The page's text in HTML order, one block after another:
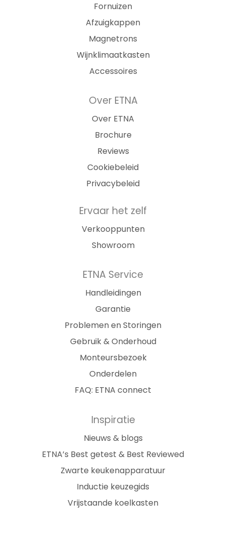
Fornuizen
Afzuigkappen
Magnetrons
Wijnklimaatkasten
Accessoires
Over ETNA
Over ETNA
Brochure
Reviews
Cookiebeleid
Privacybeleid
Ervaar het zelf
Verkooppunten
Showroom
ETNA Service
Handleidingen
Garantie
Problemen en Storingen
Gebruik & Onderhoud
Monteursbezoek
Onderdelen
FAQ: ETNA connect
Inspiratie
Nieuws & blogs
ETNA’s Best getest & Best Reviewed
Zwarte keukenapparatuur
Inductie keuzegids
Vrijstaande koelkasten